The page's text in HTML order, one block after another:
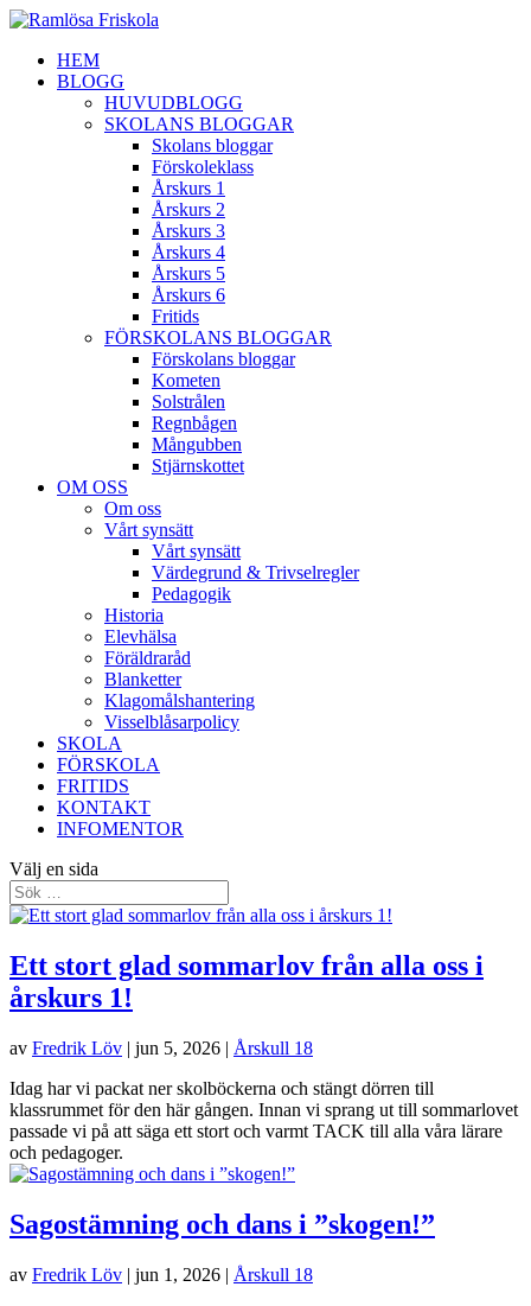
HEM
BLOGG
HUVUDBLOGG
SKOLANS BLOGGAR
Skolans bloggar
Förskoleklass
Årskurs 1
Årskurs 2
Årskurs 3
Årskurs 4
Årskurs 5
Årskurs 6
Fritids
FÖRSKOLANS BLOGGAR
Förskolans bloggar
Kometen
Solstrålen
Regnbågen
Mångubben
Stjärnskottet
OM OSS
Om oss
Vårt synsätt
Vårt synsätt
Värdegrund & Trivselregler
Pedagogik
Historia
Elevhälsa
Föräldraråd
Blanketter
Klagomålshantering
Visselblåsarpolicy
SKOLA
FÖRSKOLA
FRITIDS
KONTAKT
INFOMENTOR
Välj en sida
Ett stort glad sommarlov från alla oss i
årskurs 1!
av Fredrik Löv | jun 5, 2026 | Årskull 18
Idag har vi packat ner skolböckerna och stängt dörren till
klassrummet för den här gången. Innan vi sprang ut till sommarlovet
passade vi på att säga ett stort och varmt TACK till alla våra lärare
och pedagoger.
Sagostämning och dans i ”skogen!”
av Fredrik Löv | jun 1, 2026 | Årskull 18